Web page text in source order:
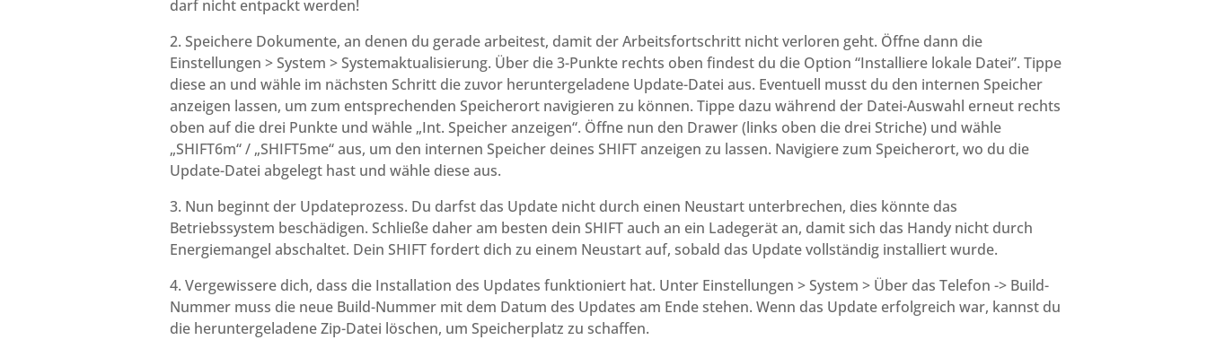
darf nicht entpackt werden!
2. Speichere Dokumente, an denen du gerade arbeitest, damit der Arbeitsfortschritt nicht verloren geht. Öffne dann die
Einstellungen > System > Systemaktualisierung. Über die 3-Punkte rechts oben findest du die Option “Installiere lokale Datei”. Tippe
diese an und wähle im nächsten Schritt die zuvor heruntergeladene Update-Datei aus. Eventuell musst du den internen Speicher
anzeigen lassen, um zum entsprechenden Speicherort navigieren zu können. Tippe dazu während der Datei-Auswahl erneut rechts
oben auf die drei Punkte und wähle „Int. Speicher anzeigen“. Öffne nun den Drawer (links oben die drei Striche) und wähle
„SHIFT6m“ / „SHIFT5me“ aus, um den internen Speicher deines SHIFT anzeigen zu lassen. Navigiere zum Speicherort, wo du die
Update-Datei abgelegt hast und wähle diese aus.
3. Nun beginnt der Updateprozess. Du darfst das Update nicht durch einen Neustart unterbrechen, dies könnte das
Betriebssystem beschädigen. Schließe daher am besten dein SHIFT auch an ein Ladegerät an, damit sich das Handy nicht durch
Energiemangel abschaltet. Dein SHIFT fordert dich zu einem Neustart auf, sobald das Update vollständig installiert wurde.
4. Vergewissere dich, dass die Installation des Updates funktioniert hat. Unter Einstellungen > System > Über das Telefon -> Build-
Nummer muss die neue Build-Nummer mit dem Datum des Updates am Ende stehen. Wenn das Update erfolgreich war, kannst du
die heruntergeladene Zip-Datei löschen, um Speicherplatz zu schaffen.